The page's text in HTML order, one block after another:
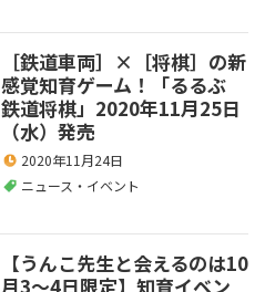
［鉄道車両］×［将棋］の新
感覚知育ゲーム！「るるぶ
鉄道将棋」2020年11月25日
（水）発売
2020年11月24日
ニュース・イベント
【うんこ先生と会えるのは10
月3～4日限定】知育イベン